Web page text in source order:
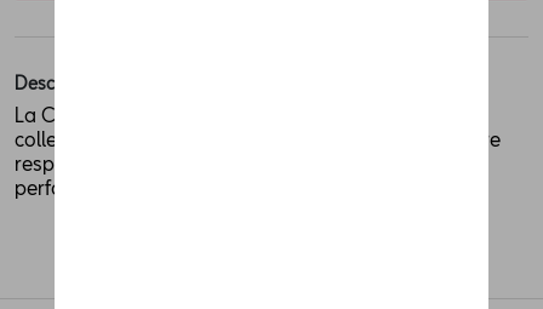
Description
La CUPRA Formentor 1:43 est conçue pour les vrais
collectionneurs et Fans de CUPRA. Chaque exemplaire
respire le design audacieux et l'esprit axé sur la
performance de CUPRA.